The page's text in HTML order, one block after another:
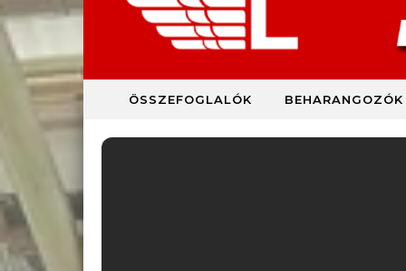
ÖSSZEFOGLALÓK BEHARANGOZÓK